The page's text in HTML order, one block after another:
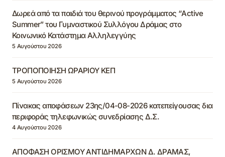
Δωρεά από τα παιδιά του θερινού προγράμματος “Active
Summer” του Γυμναστικού Συλλόγου Δράμας στο
Κοινωνικό Κατάστημα Αλληλεγγύης
5 Αυγούστου 2026
ΤΡΟΠΟΠΟΙΗΣΗ ΩΡΑΡΙΟΥ ΚΕΠ
5 Αυγούστου 2026
Πίνακας αποφάσεων 23ης/04-08-2026 κατεπείγουσας δια
περιφοράς τηλεφωνικώς συνεδρίασης Δ.Σ.
4 Αυγούστου 2026
ΑΠΟΦΑΣΗ ΟΡΙΣΜΟΥ ΑΝΤΙΔΗΜΑΡΧΩΝ Δ. ΔΡΑΜΑΣ,